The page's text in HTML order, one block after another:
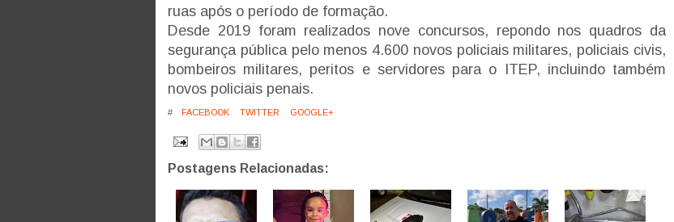
ruas após o período de formação.
Desde 2019 foram realizados nove concursos, repondo nos quadros da
segurança pública pelo menos 4.600 novos policiais militares, policiais civis,
bombeiros militares, peritos e servidores para o ITEP, incluindo também
novos policiais penais.
# FACEBOOK TWITTER GOOGLE+
Postagens Relacionadas: